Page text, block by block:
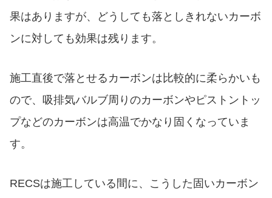
果はありますが、どうしても落としきれないカーボ
ンに対しても効果は残ります。
施工直後で落とせるカーボンは比較的に柔らかいも
ので、吸排気バルブ周りのカーボンやピストントッ
プなどのカーボンは高温でかなり固くなっていま
す。
RECSは施工している間に、こうした固いカーボン